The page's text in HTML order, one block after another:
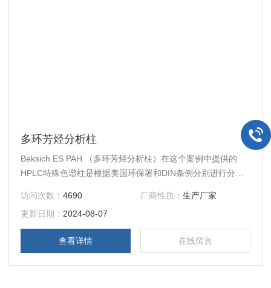
多环芳烃分析柱
Beksich ES PAH （多环芳烃分析柱）在这个案例中提供的
HPLC特殊色谱柱是根据美国环保署和DIN条例分别进行分
访问次数：4690 厂商性质： 生产厂家
更新日期： 2024-08-07
查看详情 在线留言